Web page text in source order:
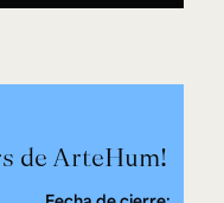
de ArteHum!